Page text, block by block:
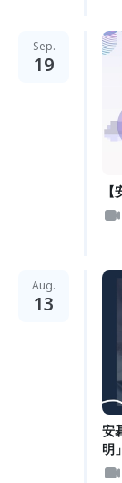
Sep.
19
Aug.
13
安
明